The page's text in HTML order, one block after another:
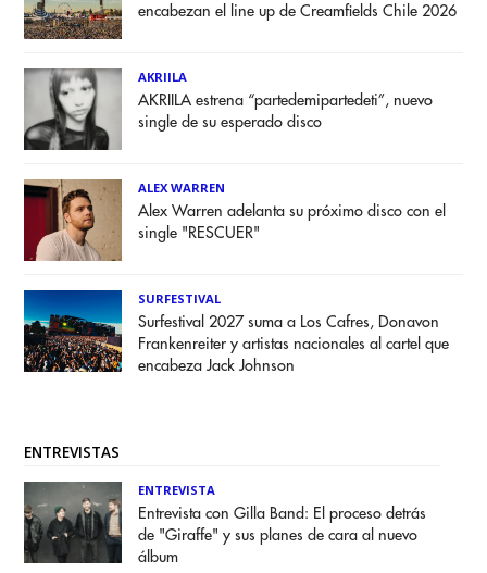
encabezan el line up de Creamfields Chile 2026
AKRIILA
AKRIILA estrena “partedemipartedeti”, nuevo
single de su esperado disco
ALEX WARREN
Alex Warren adelanta su próximo disco con el
single "RESCUER"
SURFESTIVAL
Surfestival 2027 suma a Los Cafres, Donavon
Frankenreiter y artistas nacionales al cartel que
encabeza Jack Johnson
ENTREVISTAS
ENTREVISTA
Entrevista con Gilla Band: El proceso detrás
de "Giraffe" y sus planes de cara al nuevo
álbum